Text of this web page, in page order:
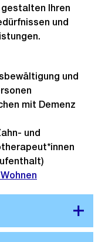
Ihren
und
und
mit Demenz
und